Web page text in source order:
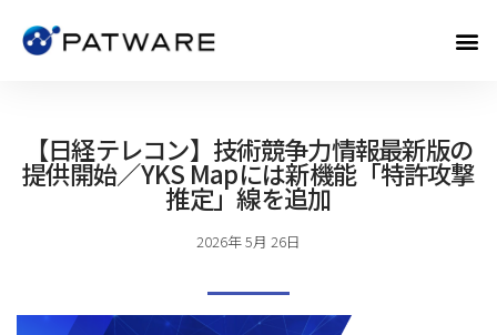
【日経テレコン】技術競争力情報最新版の
提供開始／YKS Mapには新機能「特許攻撃
推定」線を追加
2026年 5月 26日